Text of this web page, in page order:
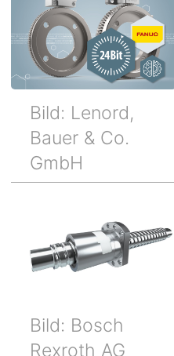
Bild: Lenord,
Bauer & Co.
GmbH
Bild: Bosch
Rexroth AG